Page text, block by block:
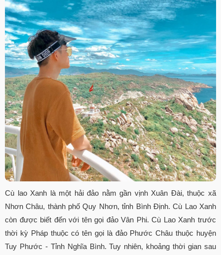
Cù lao Xanh là một hải đảo nằm gần vịnh Xuân Đài, thuộc xã
Nhơn Châu, thành phố Quy Nhơn, tỉnh Bình Định. Cù Lao Xanh
còn được biết đến với tên gọi đảo Vân Phi. Cù Lao Xanh trước
thời kỳ Pháp thuộc có tên gọi là đảo Phước Châu thuộc huyện
Tuy Phước - Tỉnh Nghĩa Bình. Tuy nhiên, khoảng thời gian sau